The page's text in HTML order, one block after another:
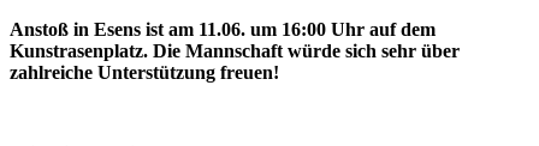
Anstoß in Esens ist am 11.06. um 16:00 Uhr auf dem
Kunstrasenplatz. Die Mannschaft würde sich sehr über
zahlreiche Unterstützung freuen!